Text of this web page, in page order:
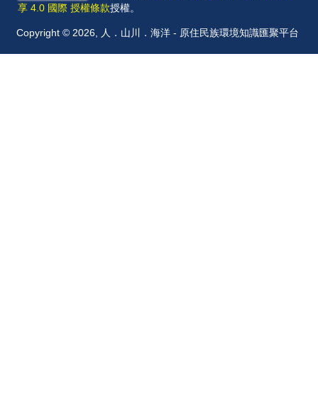
享 4.0 國際 授權條款授權。
Copyright © 2026, 人．山川．海洋 - 原住民族環境知識匯聚平台